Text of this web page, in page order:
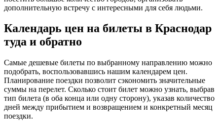
дополнительную встречу с интересными для себя людьми.
Календарь цен на билеты в Краснодар
туда и обратно
Самые дешевые билеты по выбранному направлению можно
подобрать, воспользовавшись нашим календарем цен.
Планирование поездки позволит сэкономить значительные
суммы на перелет. Сколько стоит билет можно узнать, выбрав
тип билета (в оба конца или одну сторону), указав количество
дней между прибытием и возвращением и конкретный месяц
поездки.